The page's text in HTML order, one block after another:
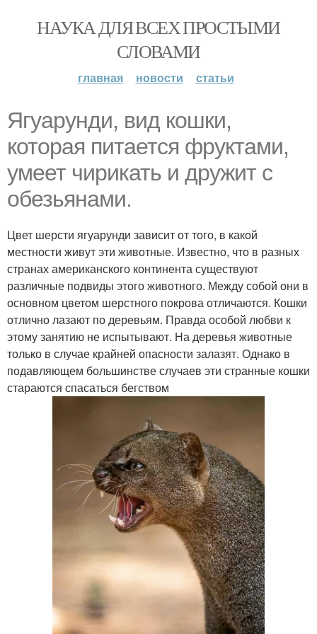
НАУКА ДЛЯ ВСЕХ ПРОСТЫМИ
СЛОВАМИ
главная новости статьи
Ягyapyнди, вид кошки,
которая питается фруктами,
умеет чирикать и дружит с
обезьянами.
Цвет шерсти ягуарунди зависит от того, в какой
местности живут эти животные. Известно, что в разных
странах американского континента существуют
различные подвиды этого животного. Между собой они в
основном цветом шерстного покрова отличаются. Кошки
отлично лазают по деревьям. Правда особой любви к
этому занятию не испытывают. На деревья животные
только в случае крайней опасности залазят. Однако в
подавляющем большинстве случаев эти странные кошки
стараются спасаться бегством